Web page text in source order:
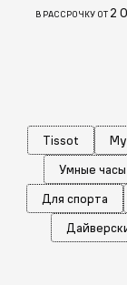
В РАССРОЧКУ ОТ 2
Tissot
Умные часы
Для спорта